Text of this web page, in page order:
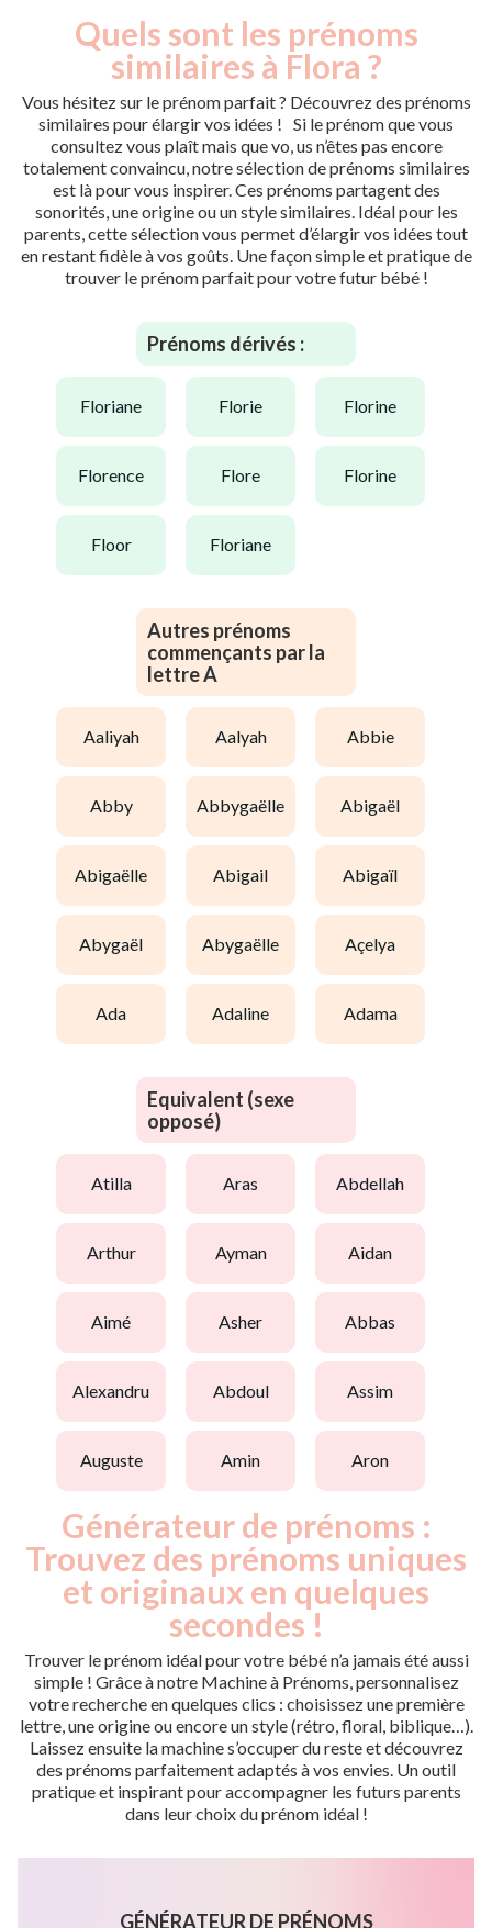
Quels sont les prénoms
similaires à Flora ?
Vous hésitez sur le prénom parfait ? Découvrez des prénoms
similaires pour élargir vos idées ! Si le prénom que vous
consultez vous plaît mais que vo, us n’êtes pas encore
totalement convaincu, notre sélection de prénoms similaires
est là pour vous inspirer. Ces prénoms partagent des
sonorités, une origine ou un style similaires. Idéal pour les
parents, cette sélection vous permet d’élargir vos idées tout
en restant fidèle à vos goûts. Une façon simple et pratique de
trouver le prénom parfait pour votre futur bébé !
Prénoms dérivés :
floriane florie florine
florence flore florine
floor floriane
Autres prénoms
commençants par la
lettre A
aaliyah aalyah abbie
abby abbygaëlle abigaël
abigaëlle abigail abigaïl
abygaël abygaëlle açelya
ada adaline adama
Equivalent (sexe
opposé)
atilla aras abdellah
arthur ayman aidan
aimé asher abbas
alexandru abdoul assim
auguste amin aron
Générateur de prénoms :
Trouvez des prénoms uniques
et originaux en quelques
secondes !
Trouver le prénom idéal pour votre bébé n’a jamais été aussi
simple ! Grâce à notre Machine à Prénoms, personnalisez
votre recherche en quelques clics : choisissez une première
lettre, une origine ou encore un style (rétro, floral, biblique…).
Laissez ensuite la machine s’occuper du reste et découvrez
des prénoms parfaitement adaptés à vos envies. Un outil
pratique et inspirant pour accompagner les futurs parents
dans leur choix du prénom idéal !
GÉNÉRATEUR DE PRÉNOMS